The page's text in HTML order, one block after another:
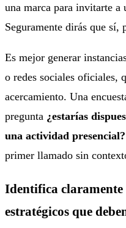
una marca para invitarte
Seguramente dirás que sí,
Es mejor generar
o redes sociales oficiales,
acercamiento. Una
pregunta ¿estarías
una actividad presencial?
primer llamado sin
Identifica claramente
estratégicos que